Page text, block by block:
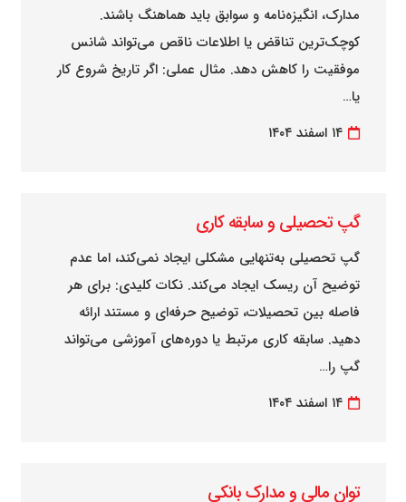
مدارک، انگیزه‌نامه و سوابق باید هماهنگ باشند.
کوچک‌ترین تناقض یا اطلاعات ناقص می‌تواند شانس
موفقیت را کاهش دهد. مثال عملی: اگر تاریخ شروع کار
یا…
۱۴ اسفند ۱۴۰۴
گپ تحصیلی و سابقه کاری
گپ تحصیلی به‌تنهایی مشکلی ایجاد نمی‌کند، اما عدم
توضیح آن ریسک ایجاد می‌کند. نکات کلیدی: برای هر
فاصله بین تحصیلات، توضیح حرفه‌ای و مستند ارائه
دهید. سابقه کاری مرتبط یا دوره‌های آموزشی می‌تواند
گپ را…
۱۴ اسفند ۱۴۰۴
توان مالی و مدارک بانکی